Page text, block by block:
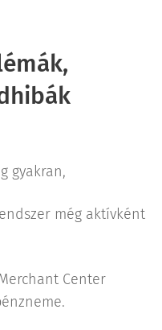
gyakran,
még aktívként
Center